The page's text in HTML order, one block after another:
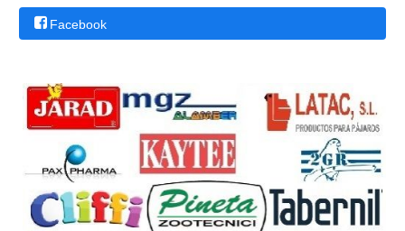
Facebook